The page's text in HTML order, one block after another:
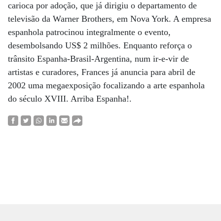
carioca por adoção, que já dirigiu o departamento de
televisão da Warner Brothers, em Nova York. A empresa
espanhola patrocinou integralmente o evento,
desembolsando US$ 2 milhões. Enquanto reforça o
trânsito Espanha-Brasil-Argentina, num ir-e-vir de
artistas e curadores, Frances já anuncia para abril de
2002 uma megaexposição focalizando a arte espanhola
do século XVIII. Arriba Espanha!.